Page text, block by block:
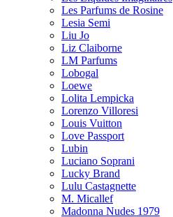
Les Parfums de Rosine
Lesia Semi
Liu Jo
Liz Claiborne
LM Parfums
Lobogal
Loewe
Lolita Lempicka
Lorenzo Villoresi
Louis Vuitton
Love Passport
Lubin
Luciano Soprani
Lucky Brand
Lulu Castagnette
M. Micallef
Madonna Nudes 1979